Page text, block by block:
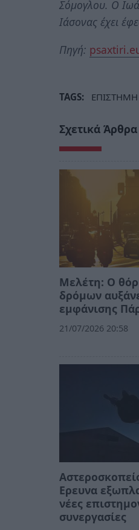
Σόμογλου. Ο
Ιάσονας έχει
Πηγή:
TAGS: ΕΠΙΣΤΗΜΗ
Σχετικά Άρθρα
Μελέτη: Ο
δρόμων
εμφάνισης
21/07/2026 20:58
Ερευνα
νέες
συνεργασίες